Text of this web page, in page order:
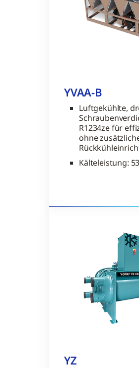
YVAA-B
Luftgekühlte,
R1234ze für
ohne
Kälteleistung:
YZ